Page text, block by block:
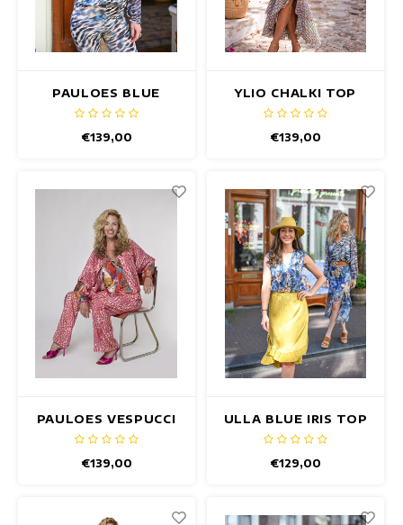
PAULOES BLUE
FLAME TOP
€139,00
YLIO CHALKI TOP
€139,00
PAULOES VESPUCCI
TOP
€139,00
ULLA BLUE IRIS TOP
€129,00